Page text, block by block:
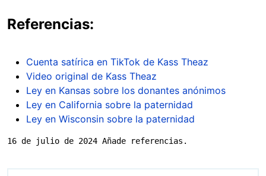
Referencias:
Cuenta satírica en TikTok de Kass Theaz
Video original de Kass Theaz
Ley en Kansas sobre los donantes anónimos
Ley en California sobre la paternidad
Ley en Wisconsin sobre la paternidad
16 de julio de 2024 Añade referencias.